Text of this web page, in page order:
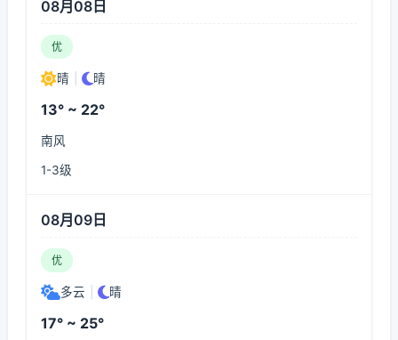
08月08日
优
晴 晴
13° ~ 22°
南风
1-3级
08月09日
优
多云 晴
17° ~ 25°